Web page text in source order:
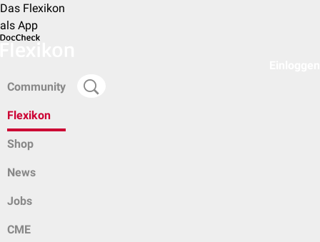
Das Flexikon
als App
Community
Flexikon
Shop
News
Jobs
CME